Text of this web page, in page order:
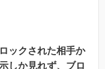
ックされた相手か
しか見れず、 ブロ